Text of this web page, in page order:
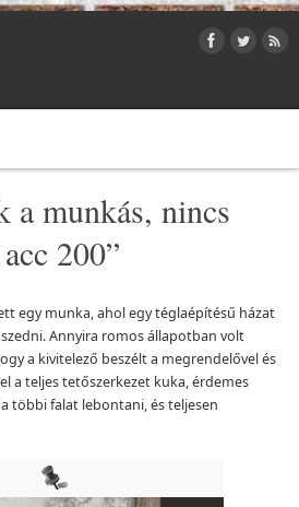
a munkás, nincs
200”
egy munka, ahol egy téglaépítésű házat
Annyira romos állapotban volt
a kivitelező beszélt a megrendelővel és
a teljes tetőszerkezet kuka, érdemes
többi falat lebontani, és teljesen